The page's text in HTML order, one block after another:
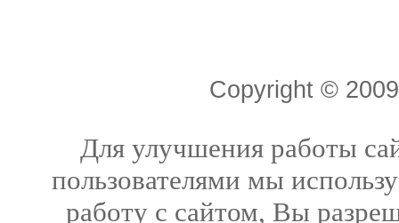
Copyright ©
Для улучшения работы
пользователями мы
работу с сайтом, Вы